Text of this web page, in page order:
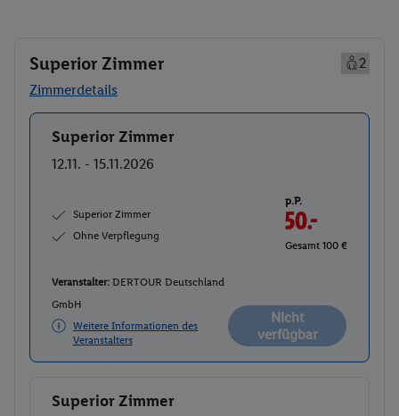
Superior Zimmer
2
Zimmerdetails
Buchen
Superior Zimmer
12.11. - 15.11.2026
Superior Zimmer
Ohne Verpflegung
p.P.
50.-
Gesamt 100 €
Veranstalter: DERTOUR Deutschland
GmbH
Weitere Informationen des
Veranstalters
Nicht
verfügbar
Buchen
Superior Zimmer